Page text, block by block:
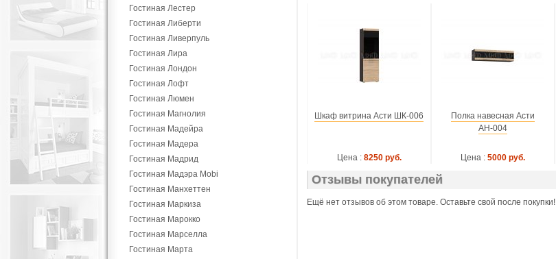
Гостиная Лестер
Гостиная Либерти
Гостиная Ливерпуль
Гостиная Лира
Гостиная Лондон
Гостиная Лофт
Гостиная Люмен
Гостиная Магнолия
Гостиная Мадейра
Гостиная Мадера
Гостиная Мадрид
Гостиная Мадэра Mobi
Гостиная Манхеттен
Гостиная Маркиза
Гостиная Марокко
Гостиная Марселла
Гостиная Марта
Шкаф витрина Асти ШК-006
Цена : 8250 руб.
Полка навесная Асти
АН-004
Цена : 5000 руб.
Отзывы покупателей
Ещё нет отзывов об этом товаре. Оставьте свой после покупки!